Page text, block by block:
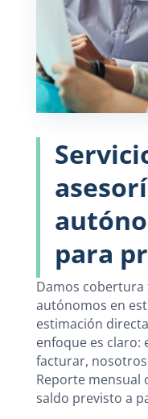
para
Damos
autónomos en
estimación
enfoque es claro:
facturar,
Reporte mensual
saldo previsto a